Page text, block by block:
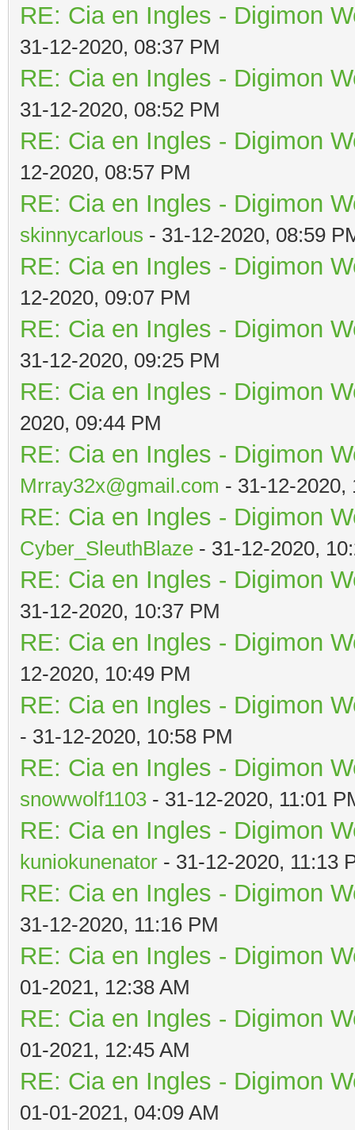
RE: Cia en Ingles - Digimon
31-12-2020, 08:37 PM
RE: Cia en Ingles - Digimon
31-12-2020, 08:52 PM
RE: Cia en Ingles - Digimon
12-2020, 08:57 PM
RE: Cia en Ingles - Digimon
skinnycarlous - 31-12-2020, 08:59
RE: Cia en Ingles - Digimon
12-2020, 09:07 PM
RE: Cia en Ingles - Digimon
31-12-2020, 09:25 PM
RE: Cia en Ingles - Digimon
2020, 09:44 PM
RE: Cia en Ingles - Digimon
Mrray32x@gmail.com - 31-12-2020,
RE: Cia en Ingles - Digimon
Cyber_SleuthBlaze - 31-12-2020,
RE: Cia en Ingles - Digimon
31-12-2020, 10:37 PM
RE: Cia en Ingles - Digimon
12-2020, 10:49 PM
RE: Cia en Ingles - Digimon
- 31-12-2020, 10:58 PM
RE: Cia en Ingles - Digimon
snowwolf1103 - 31-12-2020, 11:01
RE: Cia en Ingles - Digimon
kuniokunenator - 31-12-2020, 11:13
RE: Cia en Ingles - Digimon
31-12-2020, 11:16 PM
RE: Cia en Ingles - Digimon
01-2021, 12:38 AM
RE: Cia en Ingles - Digimon
01-2021, 12:45 AM
RE: Cia en Ingles - Digimon
01-01-2021, 04:09 AM